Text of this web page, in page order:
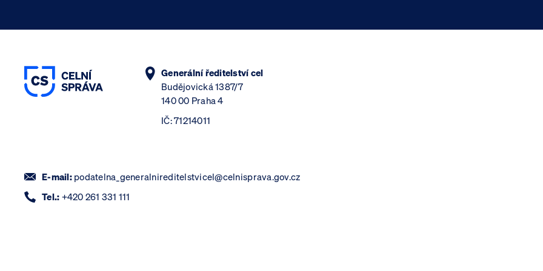
Generální ředitelství cel
Budějovická 1387/7
140 00 Praha 4
IČ: 71214011
E-mail: podatelna_generalnireditelstvicel@celnisprava.gov.cz
Tel.: +420 261 331 111